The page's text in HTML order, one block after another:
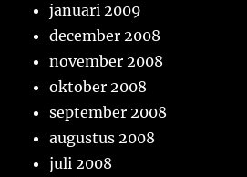
januari 2009
december 2008
november 2008
oktober 2008
september 2008
augustus 2008
juli 2008